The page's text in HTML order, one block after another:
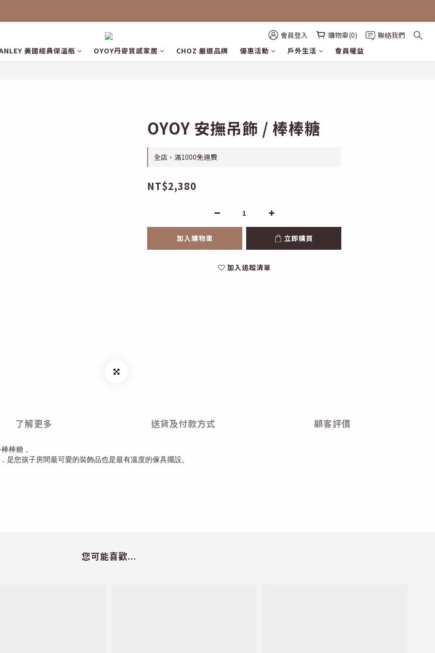
會員登入 購物車(0)
聯絡我們
美國經典保溫瓶
OYOY丹麥質感家居 CHOZ 嚴選品牌 優惠活動 戶外生活 會員權益
OYOY 安撫吊飾 / 棒棒糖
全店，滿1000免運費
NT$2,380
加入購物車 立即購買
加入追蹤清單
了解更多 送貨及付款方式 顧客評價
棒棒糖，
是您孩子房間最可愛的裝飾品也是最有溫度的傢具擺設。
您可能喜歡...